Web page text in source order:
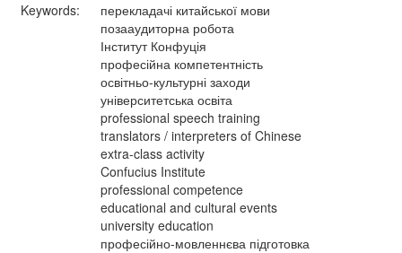
Keywords:
перекладачі китайської мови
позааудиторна робота
Інститут Конфуція
професійна компетентність
освітньо-культурні заходи
університетська освіта
professional speech training
translators / interpreters of Chinese
extra-class activity
Confucius Institute
professional competence
educational and cultural events
university education
професійно-мовленнєва підготовка